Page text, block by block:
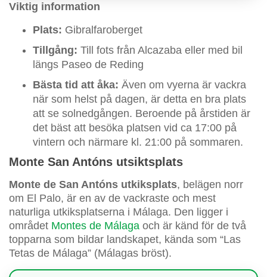
Viktig information
Plats: Gibralfaroberget
Tillgång: Till fots från Alcazaba eller med bil
längs Paseo de Reding
Bästa tid att åka: Även om vyerna är vackra
när som helst på dagen, är detta en bra plats
att se solnedgången. Beroende på årstiden är
det bäst att besöka platsen vid ca 17:00 på
vintern och närmare kl. 21:00 på sommaren.
Monte San Antóns utsiktsplats
Monte de San Antóns utkiksplats, belägen norr
om El Palo, är en av de vackraste och mest
naturliga utkiksplatserna i Málaga. Den ligger i
området Montes de Málaga och är känd för de två
topparna som bildar landskapet, kända som “Las
Tetas de Málaga” (Málagas bröst).